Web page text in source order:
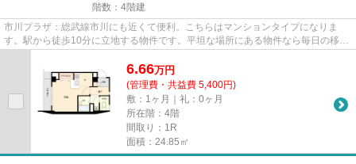
階数：4階建
市川プラザ：総武線市川にも近くて便利。こちらはマンションタイプになりま
す。駅から徒歩10分に立地する物件です。平坦な場所にある物件なら毎日の移動
6.66万円
(管理費・共益費 5,400円)
敷：1ヶ月｜礼：0ヶ月
所在階：4階
間取り：1R
面積：24.85㎡